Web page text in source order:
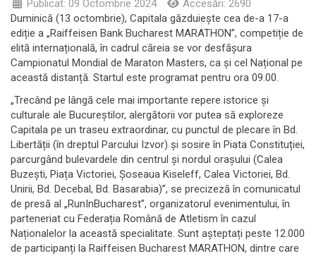
Publicat: 09 Octombrie 2024
Accesări: 2690
Duminică (13 octombrie), Capitala găzduiește cea de-a 17-a
ediție a „Raiffeisen Bank Bucharest MARATHON”, competiție de
elită internațională, în cadrul căreia se vor desfășura
Campionatul Mondial de Maraton Masters, ca și cel Național pe
această distanță. Startul este programat pentru ora 09.00.
„Trecând pe lângă cele mai importante repere istorice și
culturale ale Bucureștilor, alergătorii vor putea să exploreze
Capitala pe un traseu extraordinar, cu punctul de plecare în Bd.
Libertății (în dreptul Parcului Izvor) și sosire în Piata Constituției,
parcurgând bulevardele din centrul și nordul orașului (Calea
Buzești, Piața Victoriei, Șoseaua Kiseleff, Calea Victoriei, Bd.
Unirii, Bd. Decebal, Bd. Basarabia)”, se precizeză în comunicatul
de presă al „RunInBucharest”, organizatorul evenimentului, în
parteneriat cu Federația Română de Atletism în cazul
Naționalelor la această specialitate. Sunt așteptați peste 12.000
de participanți la Raiffeisen Bucharest MARATHON, dintre care